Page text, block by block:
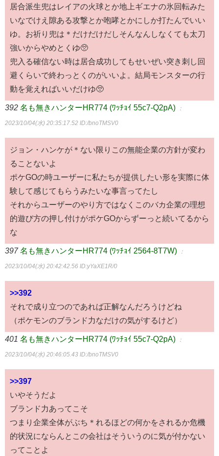
居合派生兜はレイアの火球とか地上ギエナの氷回転みた
いなでけえ隙ある攻撃とか咆哮とかにしか打たんでいい
ゆ。お祈り兜は＊だけだけだしそんなんしなくても太刀
強いからやめとくゆ🥺
兜入る確信ない時は居合成功してもせいぜい突き刺し回
避くらいで終わっとくのがいいよ。結局モンスターの行
動を覚えればいいだけゆ🥺
392 名も無きハンターHR774 (ﾜｯﾁｮｲ 55c7-Q2pA) ：
2023/10/04(水) 20:35:17.52 ID:/bnoTMSV0
ジョン・ハンケが＊ない限りこの無能企業の方針が変わ
ることないよ
ポケGOの時ユーザーに私たちが提供したい形を実際に体
験して感じてもらうみたいな事言ってたし
それからユーザーのやり方ではなくこのバカ企業の理想
的遊び方の押し付けがポケGOからずーっと続いてるから
な
397 名も無きハンターHR774 (ﾜｯﾁｮｲ 2564-8T7W) ：
2023/10/04(水) 20:42:42.56 ID:yYaXE1R/0
>>392
それで成り立つのであれば正解なんだろうけどね
（ポケモンのブランド力なだけの気がするけど）
401 名も無きハンターHR774 (ﾜｯﾁｮｲ 55c7-Q2pA) ：
2023/10/04(水) 20:46:05.43 ID:/bnoTMSV0
>>397
いやそうだよ
ブランド力あってこそ
つまり企業全体がぶち＊れるほどの何かをされるか危機
的状況にならんとこの会社はそういうのに気が付かない
ってことよ